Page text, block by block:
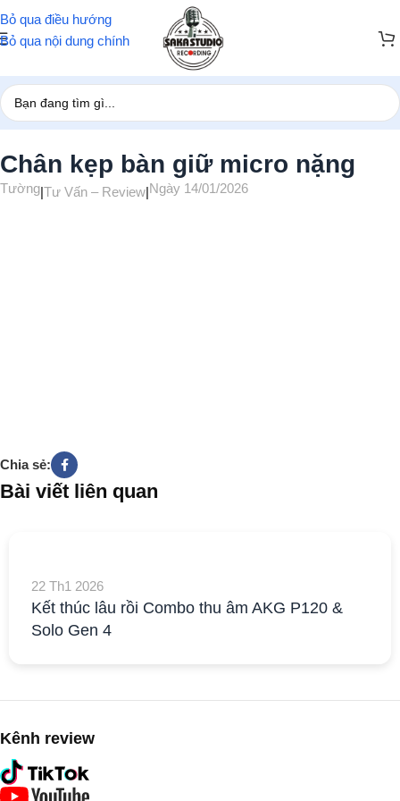
Bỏ qua điều hướng
Bỏ qua nội dung chính
Trang chủ/ Tư Vấn – Review
Chân kẹp bàn giữ micro nặng
Tường|Tư Vấn – Review|Ngày 14/01/2026
Chia sẻ:
Bài viết liên quan
22 Th1 2026
Kết thúc lâu rồi Combo thu âm AKG P120 &
Solo Gen 4
Kênh review